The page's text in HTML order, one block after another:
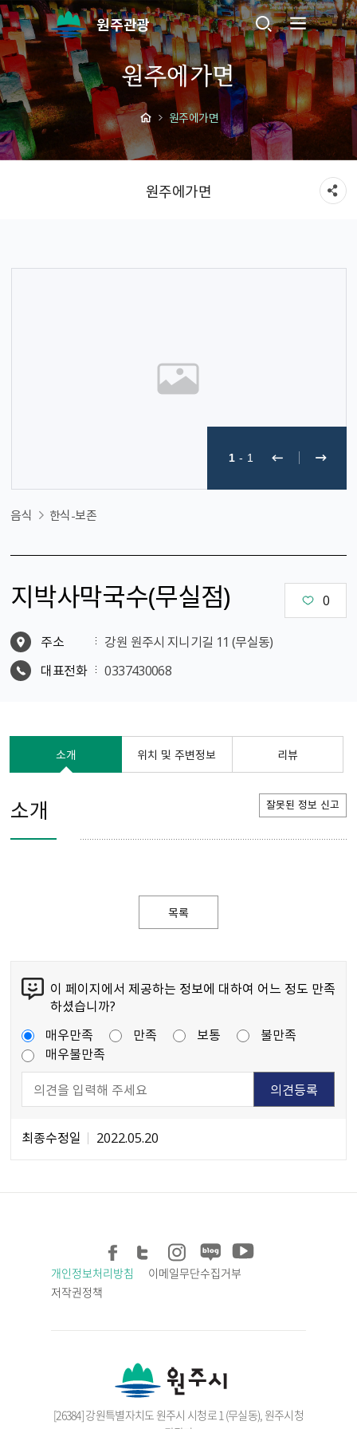
원주관광
원주에가면
원주에가면
원주에가면
1 - 1
음식 한식-보존
지박사막국수（무실점） 0
주소
강원 원주시 지니기길 11 (무실동)
대표전화
0337430068
소개 위치 및 주변정보 리뷰
소개 잘못된 정보 신고
목록
이 페이지에서 제공하는 정보에 대하여 어느 정도 만족
하셨습니까?
매우만족
만족 보통
불만족
매우불만족
최종수정일 2022.05.20
개인정보처리방침
이메일무단수집거부
저작권정책
[26384] 강원특별자치도 원주시 시청로 1 (무실동), 원주시청